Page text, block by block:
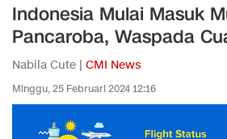
Indonesia Mulai Masuk
Pancaroba, Waspada
Nabila Cute | CMI News
Minggu, 25 Februari 2024 12:16